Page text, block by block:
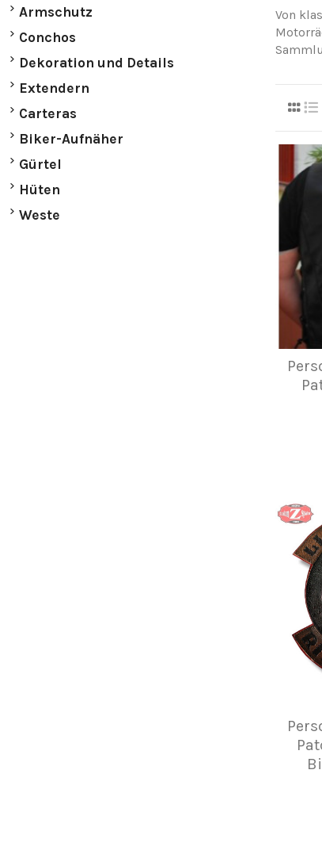
Von
Armschutz
Conchos
Dekoration und Details
Extendern
Carteras
Biker-Aufnäher
Gürtel
Hüten
Weste